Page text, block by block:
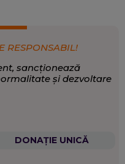
și-a dezvoltat
organizare și
constant la noile
RESPONSABIL!
sancționează
și dezvoltare
DONAȚIE UNICĂ